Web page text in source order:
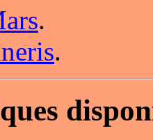
.
.